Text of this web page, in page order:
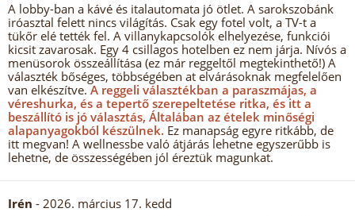
A lobby-ban a kávé és italautomata jó ötlet. A sarokszobánk
iróasztal felett nincs világítás. Csak egy fotel volt, a TV-t a
tükőr elé tették fel. A villanykapcsolók elhelyezése, funkciói
kicsit zavarosak. Egy 4 csillagos hotelben ez nem járja. Nívós a
menüsorok összeállítása (ez már reggeltől megtekinthető!) A
választék bőséges, többségében at elvárásoknak megfelelően
van elkészítve. A reggeli választékban a paraszmájas, a
véreshurka, és a tepertő szerepeltetése ritka, és itt a
beszállító is jó választás, Általában az ételek minőségi
alapanyagokból készülnek. Ez manapság egyre ritkább, de
itt megvan! A wellnessbe való átjárás lehetne egyszerűbb is
lehetne, de összességében jól éreztük magunkat.
Irén - 2026. március 17. kedd